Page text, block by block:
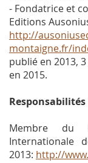
- Fondatrice et
Editions
http://
montaigne.fr/
publié en 2013,
en 2015.
Membre du
Internationale
2013: http://